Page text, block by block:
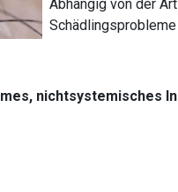
Abhängig von der
nichtsystemisches